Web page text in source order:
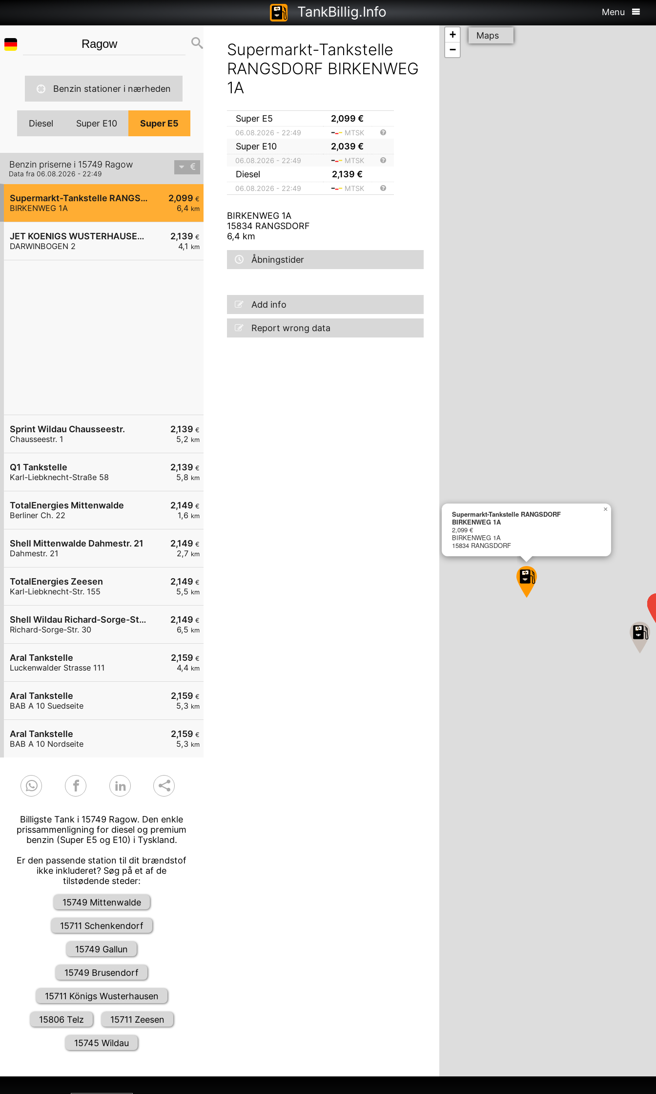
TankBillig.Info Menu
Benzin stationer i nærheden
Diesel Super E10 Super E5
Benzin priserne i 15749 Ragow
Data fra 06.08.2026 - 22:49
2,099 €
6,4 km
Supermarkt-Tankstelle RANGSDORF BIRKENWEG 1A
BIRKENWEG 1A
2,139 €
4,1 km
JET KOENIGS WUSTERHAUSEN DARWINBOGEN 2
DARWINBOGEN 2
2,139 €
5,2 km
Sprint Wildau Chausseestr.
Chausseestr. 1
2,139 €
5,8 km
Q1 Tankstelle
Karl-Liebknecht-Straße 58
2,149 €
1,6 km
TotalEnergies Mittenwalde
Berliner Ch. 22
2,149 €
2,7 km
Shell Mittenwalde Dahmestr. 21
Dahmestr. 21
2,149 €
5,5 km
TotalEnergies Zeesen
Karl-Liebknecht-Str. 155
2,149 €
6,5 km
Shell Wildau Richard-Sorge-Str. 30
Richard-Sorge-Str. 30
2,159 €
4,4 km
Aral Tankstelle
Luckenwalder Strasse 111
2,159 €
5,3 km
Aral Tankstelle
BAB A 10 Suedseite
2,159 €
5,3 km
Aral Tankstelle
BAB A 10 Nordseite
Billigste Tank i 15749 Ragow. Den enkle
prissammenligning for diesel og premium
benzin (Super E5 og E10) i Tyskland.
Er den passende station til dit brændstof
ikke inkluderet? Søg på et af de
tilstødende steder:
15749 Mittenwalde
15711 Schenkendorf
15749 Gallun
15749 Brusendorf
15711 Königs Wusterhausen
15806 Telz 15711 Zeesen
15745 Wildau
Supermarkt-Tankstelle
RANGSDORF BIRKENWEG
1A
Super E5 2,099 €
06.08.2026 - 22:49 MTSK
Super E10 2,039 €
06.08.2026 - 22:49 MTSK
Diesel 2,139 €
06.08.2026 - 22:49 MTSK
BIRKENWEG 1A
15834 RANGSDORF
6,4 km
Åbningstider
Add info
Report wrong data
Supermarkt-Tankstelle RANGSDORF
BIRKENWEG 1A
2,099 €
BIRKENWEG 1A
15834 RANGSDORF
×
+
−
Maps